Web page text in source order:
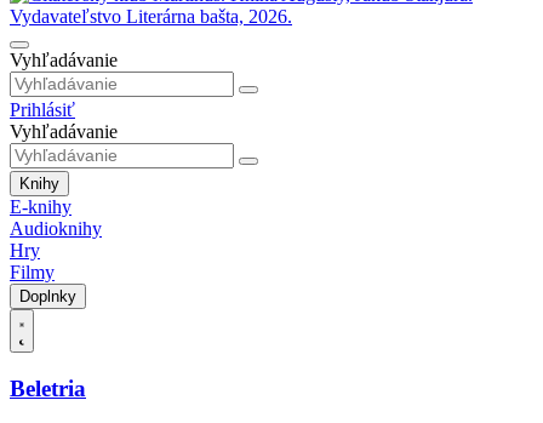
Vyhľadávanie
Prihlásiť
Vyhľadávanie
Knihy
E-knihy
Audioknihy
Hry
Filmy
Doplnky
Beletria